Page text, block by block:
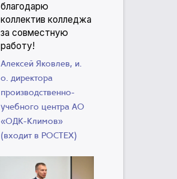
благодарю
коллектив колледжа
за совместную
работу!
Алексей Яковлев, и.
о. директора
производственно-
учебного центра АО
«ОДК-Климов»
(входит в РОСТЕХ)